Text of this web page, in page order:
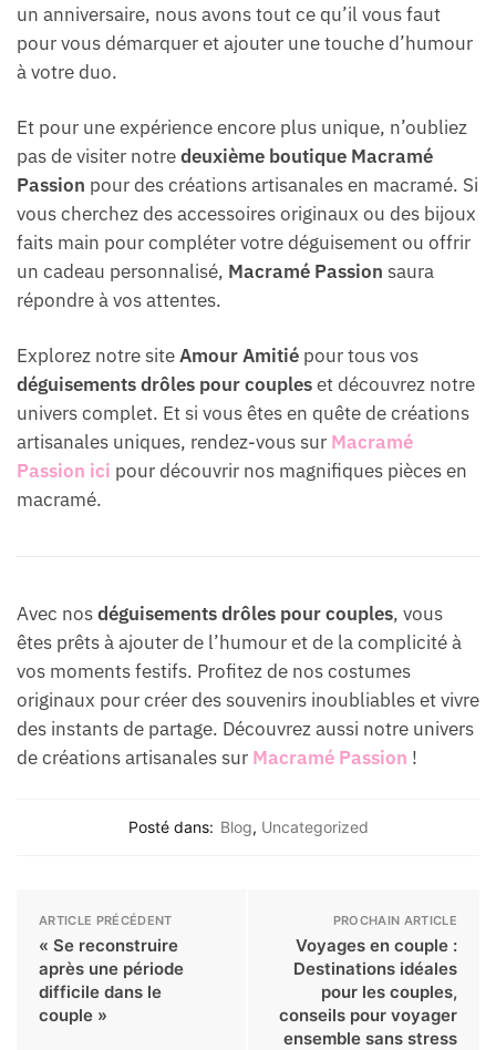
un anniversaire, nous avons tout ce qu’il vous faut
pour vous démarquer et ajouter une touche d’humour
à votre duo.
Et pour une expérience encore plus unique, n’oubliez
pas de visiter notredeuxième boutique Macramé
Passion pour des créations artisanales en macramé. Si
vous cherchez des accessoires originaux ou des bijoux
faits main pour compléter votre déguisement ou offrir
un cadeau personnalisé, Macramé Passion saura
répondre à vos attentes.
Explorez notre siteAmour Amitié pour tous vos
déguisements drôles pour coupleset découvrez notre
univers complet. Et si vous êtes en quête de créations
artisanales uniques, rendez-vous sur Macramé
Passion ici pour découvrir nos magnifiques pièces en
macramé.
Avec nosdéguisements drôles pour couples, vous
êtes prêts à ajouter de l’humour et de la complicité à
vos moments festifs. Profitez de nos costumes
originaux pour créer des souvenirs inoubliables et vivre
des instants de partage. Découvrez aussi notre univers
de créations artisanales sur Macramé Passion !
Posté dans: Blog, Uncategorized
ARTICLE PRÉCÉDENT
« Se reconstruire
après une période
difficile dans le
couple »
PROCHAIN ARTICLE
Voyages en couple :
Destinations idéales
pour les couples,
conseils pour voyager
ensemble sans stress